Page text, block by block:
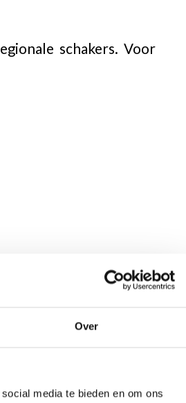
Over
media te bieden en om ons
schakers. Voor